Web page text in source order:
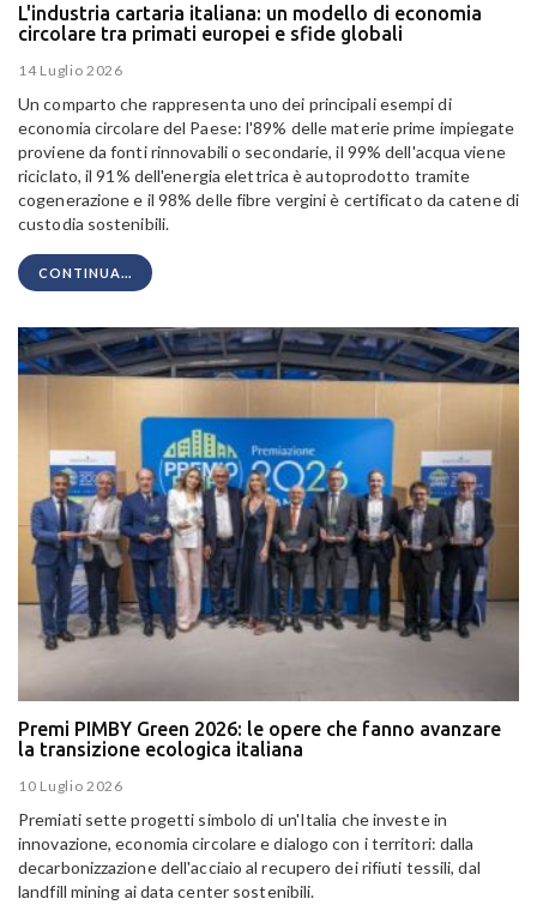
L'industria cartaria italiana: un modello di economia
circolare tra primati europei e sfide globali
14 Luglio 2026
Un comparto che rappresenta uno dei principali esempi di
economia circolare del Paese: l'89% delle materie prime impiegate
proviene da fonti rinnovabili o secondarie, il 99% dell'acqua viene
riciclato, il 91% dell'energia elettrica è autoprodotto tramite
cogenerazione e il 98% delle fibre vergini è certificato da catene di
custodia sostenibili.
CONTINUA...
Premi PIMBY Green 2026: le opere che fanno avanzare
la transizione ecologica italiana
10 Luglio 2026
Premiati sette progetti simbolo di un'Italia che investe in
innovazione, economia circolare e dialogo con i territori: dalla
decarbonizzazione dell'acciaio al recupero dei rifiuti tessili, dal
landfill mining ai data center sostenibili.